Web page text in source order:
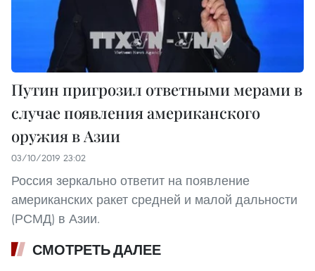
Путин пригрозил ответными мерами в
случае появления американского
оружия в Азии
03/10/2019 23:02
Россия зеркально ответит на появление
американских ракет средней и малой дальности
(РСМД) в Азии.
СМОТРЕТЬ ДАЛЕЕ